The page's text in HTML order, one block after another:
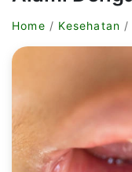
Home / Kesehatan /